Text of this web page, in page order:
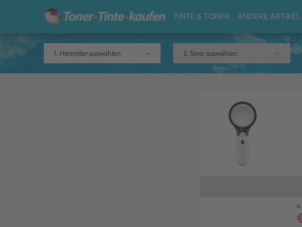
TINTE & TONER ANDERE ARTIKEL